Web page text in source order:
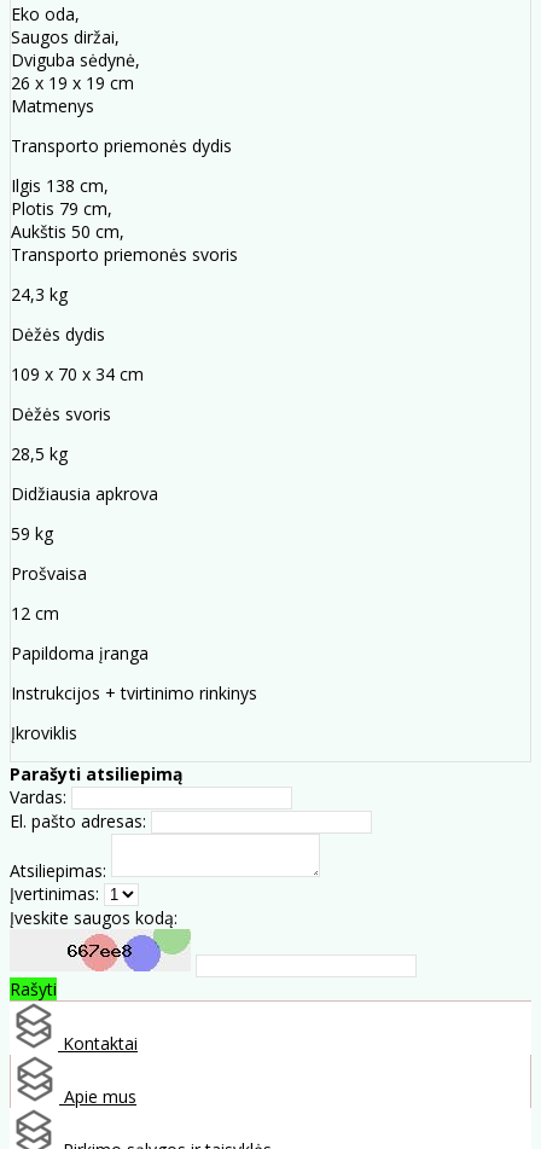
Eko oda,
Saugos diržai,
Dviguba sėdynė,
26 x 19 x 19 cm
Matmenys
Transporto priemonės dydis
Ilgis 138 cm,
Plotis 79 cm,
Aukštis 50 cm,
Transporto priemonės svoris
24,3 kg
Dėžės dydis
109 x 70 x 34 cm
Dėžės svoris
28,5 kg
Didžiausia apkrova
59 kg
Prošvaisa
12 cm
Papildoma įranga
Instrukcijos + tvirtinimo rinkinys
Įkroviklis
Parašyti atsiliepimą
Vardas:
El. pašto adresas:
Atsiliepimas:
Įvertinimas:
Įveskite saugos kodą:
Rašyti
Kontaktai
Apie mus